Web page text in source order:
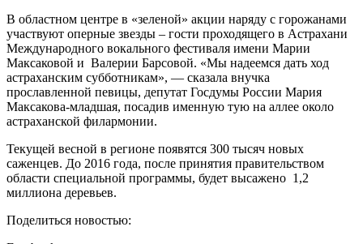
В областном центре в «зеленой» акции наряду с горожанами
участвуют оперные звезды – гости проходящего в Астрахани
Международного вокального фестиваля имени Марии
Максаковой и Валерии Барсовой. «Мы надеемся дать ход
астраханским субботникам», — сказала внучка
прославленной певицы, депутат Госдумы России Мария
Максакова-младшая, посадив именную тую на аллее около
астраханской филармонии.
Текущей весной в регионе появятся 300 тысяч новых
саженцев. До 2016 года, после принятия правительством
области специальной программы, будет высажено 1,2
миллиона деревьев.
Поделиться новостью: